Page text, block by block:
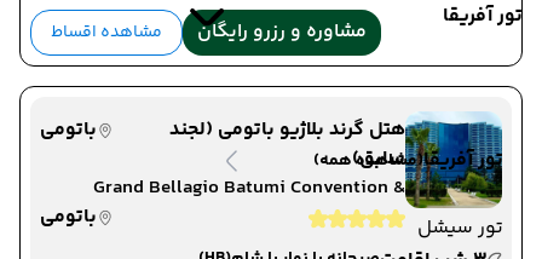
تور آفریقا
تور آفریقا(مشاهده همه)
تور سیشل
مشاوره و رزرو رایگان مشاهده اقساط
هتل گرند بلاژیو باتومی (لجند
سابق)
باتومی
Grand Bellagio Batumi Convention &
Casino Hotel
باتومی